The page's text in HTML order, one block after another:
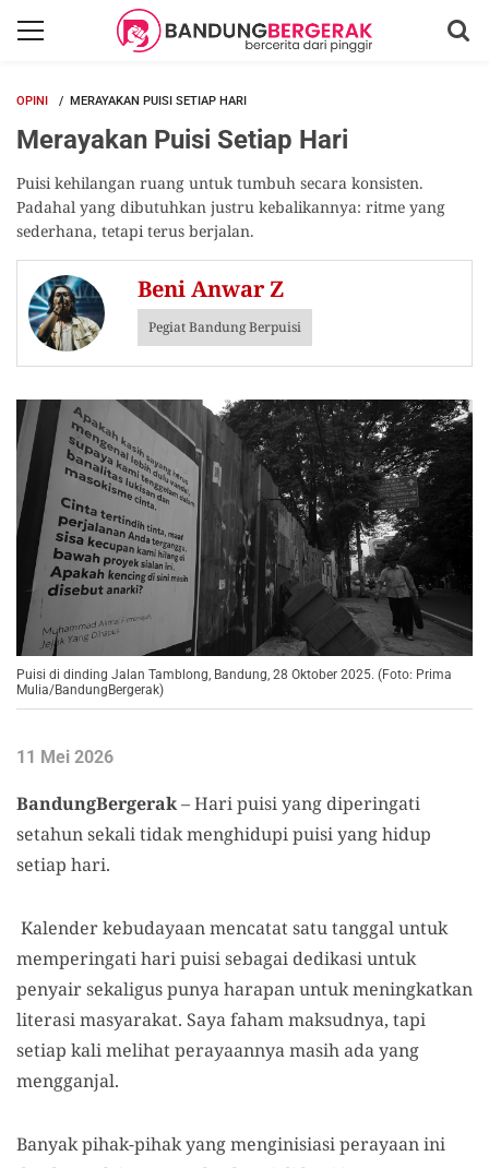
OPINI MERAYAKAN PUISI SETIAP HARI
Merayakan Puisi Setiap Hari
Puisi kehilangan ruang untuk tumbuh secara konsisten.
Padahal yang dibutuhkan justru kebalikannya: ritme yang
sederhana, tetapi terus berjalan.
Beni Anwar Z
Pegiat Bandung Berpuisi
Puisi di dinding Jalan Tamblong, Bandung, 28 Oktober 2025. (Foto: Prima
Mulia/BandungBergerak)
11 Mei 2026
BandungBergerak– Hari puisi yang diperingati
setahun sekali tidak menghidupi puisi yang hidup
setiap hari.
Kalender kebudayaan mencatat satu tanggal untuk
memperingati hari puisi sebagai dedikasi untuk
penyair sekaligus punya harapan untuk meningkatkan
literasi masyarakat. Saya faham maksudnya, tapi
setiap kali melihat perayaannya masih ada yang
mengganjal.
Banyak pihak-pihak yang menginisiasi perayaan ini